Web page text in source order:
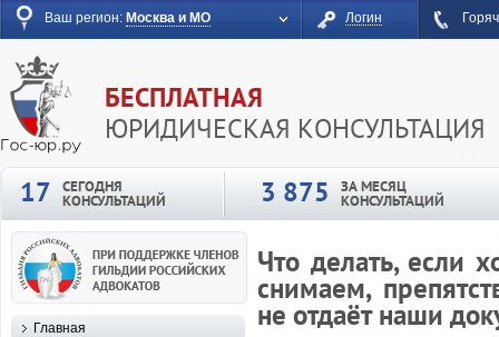
Ваш регион: Москва и МО Логин
БЕСПЛАТНАЯ
ЮРИДИЧЕСКАЯ КОНСУЛЬТАЦИЯ
17
СЕГОДНЯ
КОНСУЛЬТАЦИЙ 3 875 ЗА МЕСЯЦ
КОНСУЛЬТАЦИЙ
Что делать, если
снимаем,
не отдаёт наши
Главная